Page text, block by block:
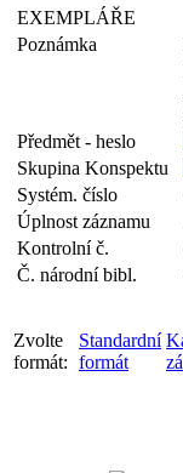
EXEMPLÁŘE
Poznámka
Předmět - heslo
Skupina Konspektu
Systém. číslo
Úplnost záznamu
Kontrolní č.
Č. národní bibl.
Zvolte
formát:
Standardní
formát